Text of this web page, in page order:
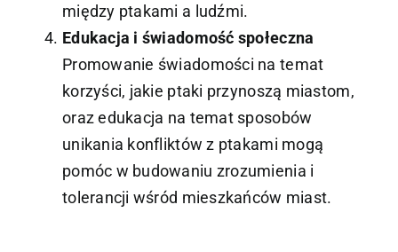
między ptakami a ludźmi.
Edukacja i świadomość społeczna
Promowanie świadomości na temat
korzyści, jakie ptaki przynoszą miastom,
oraz edukacja na temat sposobów
unikania konfliktów z ptakami mogą
pomóc w budowaniu zrozumienia i
tolerancji wśród mieszkańców miast.